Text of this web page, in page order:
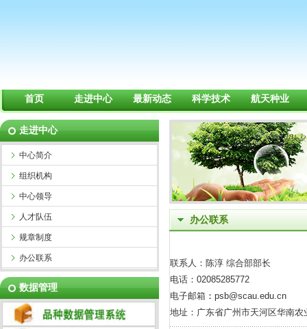
首页 走进中心 最新动态 科学技术 航天种业
走进中心
中心简介
组织机构
中心领导
人才队伍
规章制度
办公联系
数据管理
办公联系
联系人：陈淳 综合部部长
电话：02085285772
电子邮箱 ： psb@scau.edu.cn
地址：广东省广州市天河区华南农